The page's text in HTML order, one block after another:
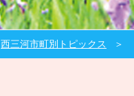
西三河市町別トピックス